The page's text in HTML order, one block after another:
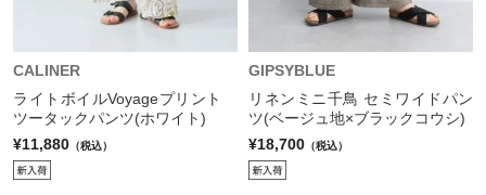
CALINER
ライトボイルVoyageプリント
ツータックパンツ(ホワイト)
¥11,880 （税込）
GIPSYBLUE
リネンミニ千鳥 セミワイドパン
ツ(ベージュ地×ブラックコウシ)
¥18,700 （税込）